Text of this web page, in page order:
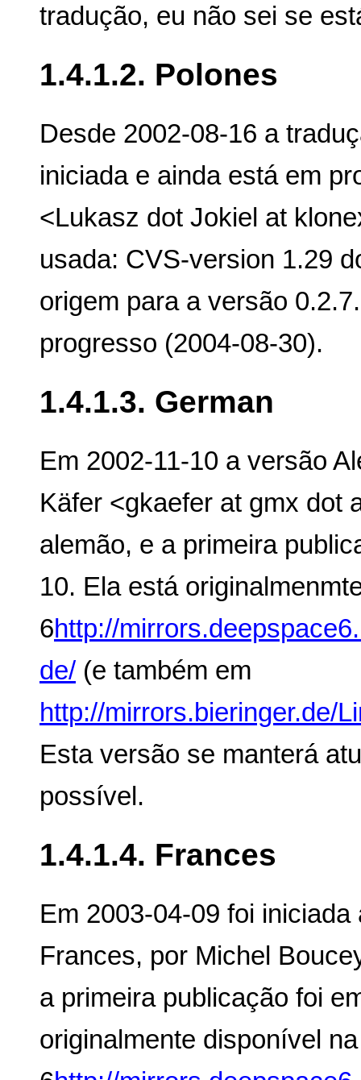
tradução, eu não sei se
1.4.1.2. Polones
Desde 2002-08-16 a
iniciada e ainda está em
<Lukasz dot Jokiel at
usada: CVS-version 1.29
origem para a versão
progresso (2004-08-30).
1.4.1.3. German
Em 2002-11-10 a versão
Käfer <gkaefer at gmx dot
alemão, e a primeira
10. Ela está
6http://
de/ (e também em
http://mirrors.bieringer.de/
Esta versão se manterá
possível.
1.4.1.4. Frances
Em 2003-04-09 foi
Frances, por Michel
a primeira publicação foi
originalmente disponível